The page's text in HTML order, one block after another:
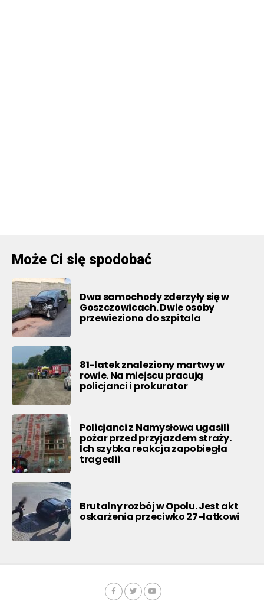
Może Ci się spodobać
Dwa samochody zderzyły się w
Goszczowicach. Dwie osoby
przewieziono do szpitala
81-latek znaleziony martwy w
rowie. Na miejscu pracują
policjanci i prokurator
Policjanci z Namysłowa ugasili
pożar przed przyjazdem straży.
Ich szybka reakcja zapobiegła
tragedii
Brutalny rozbój w Opolu. Jest akt
oskarżenia przeciwko 27-latkowi